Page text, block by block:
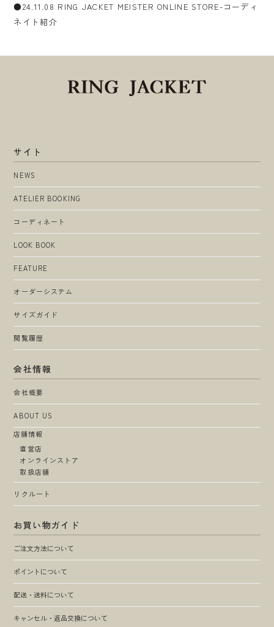
●24.11.08 RING JACKET MEISTER ONLINE STORE-コーディ
ネイト紹介
サイト
NEWS
ATELIER BOOKING
コーディネート
LOOK BOOK
FEATURE
オーダーシステム
サイズガイド
閲覧履歴
会社情報
会社概要
ABOUT US
店舗情報
直営店
オンラインストア
取扱店舗
リクルート
お買い物ガイド
ご注文方法について
ポイントについて
配送・送料について
キャンセル・返品交換について